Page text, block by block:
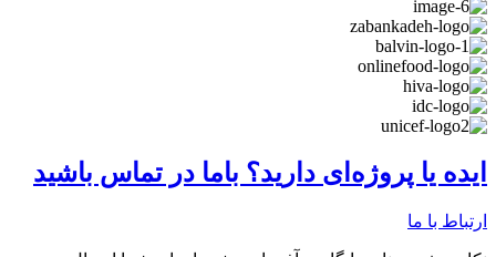
ایده یا پروژه‌ای دارید؟ باما در تماس باشید
ارتباط با ما